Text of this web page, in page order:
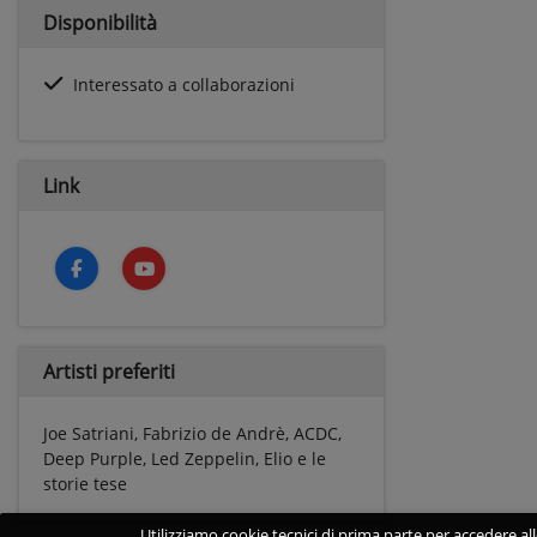
Disponibilità
Interessato a collaborazioni
Link
Artisti preferiti
Joe Satriani, Fabrizio de Andrè, ACDC,
Deep Purple, Led Zeppelin, Elio e le
storie tese